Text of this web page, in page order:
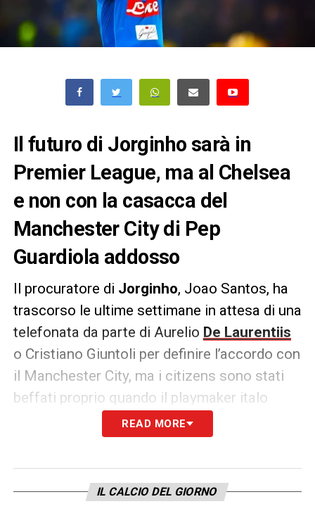
Il futuro di Jorginho sarà in
Premier League, ma al Chelsea
e non con la casacca del
Manchester City di Pep
Guardiola addosso
Il procuratore di Jorginho, Joao Santos, ha
trascorso le ultime settimane in attesa di una
telefonata da parte di Aurelio De Laurentiis
o Cristiano Giuntoli per definire l’accordo con
il Manchester City, ma i citizens sono stati
beffati proprio quando il playmaker italo
brasiliano era ad un passo dall’arricchire il
già ben nutrito centrocampo di cui dispone
“scippato” dal nascenteChelseadi Maurizio
READ MORE
IL CALCIO DEL GIORNO